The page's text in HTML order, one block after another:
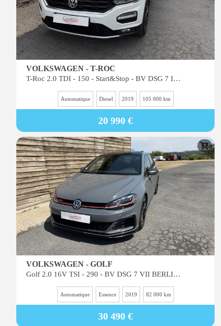
VOLKSWAGEN - T-ROC
T-Roc 2.0 TDI - 150 - Start&Stop - BV DSG 7 IQ.Drive PHASE 1
Automatique Diesel 2019 105 000 km
20 990 €
VOLKSWAGEN - GOLF
Golf 2.0 16V TSI - 290 - BV DSG 7 VII BERLINE GTI TCR PHASE 2
Automatique Essence 2019 82 000 km
30 490 €